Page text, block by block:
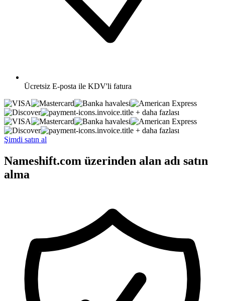
Ücretsiz E-posta ile KDV'li fatura
+ daha fazlası
+ daha fazlası
Şimdi satın al
Nameshift.com üzerinden alan adı satın
alma